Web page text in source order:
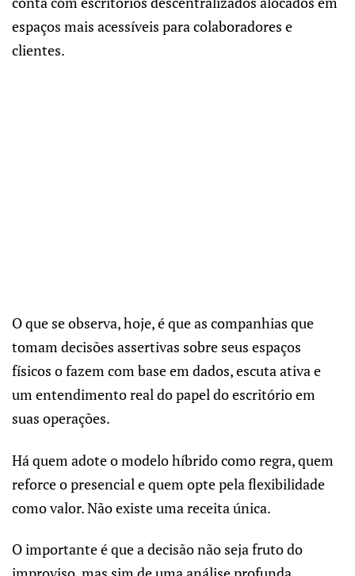
espaços mais acessíveis para colaboradores e
clientes.
O que se observa, hoje, é que as companhias que
tomam decisões assertivas sobre seus espaços
físicos o fazem com base em dados, escuta ativa e
um entendimento real do papel do escritório em
suas operações.
Há quem adote o modelo híbrido como regra, quem
reforce o presencial e quem opte pela flexibilidade
como valor. Não existe uma receita única.
O importante é que a decisão não seja fruto do